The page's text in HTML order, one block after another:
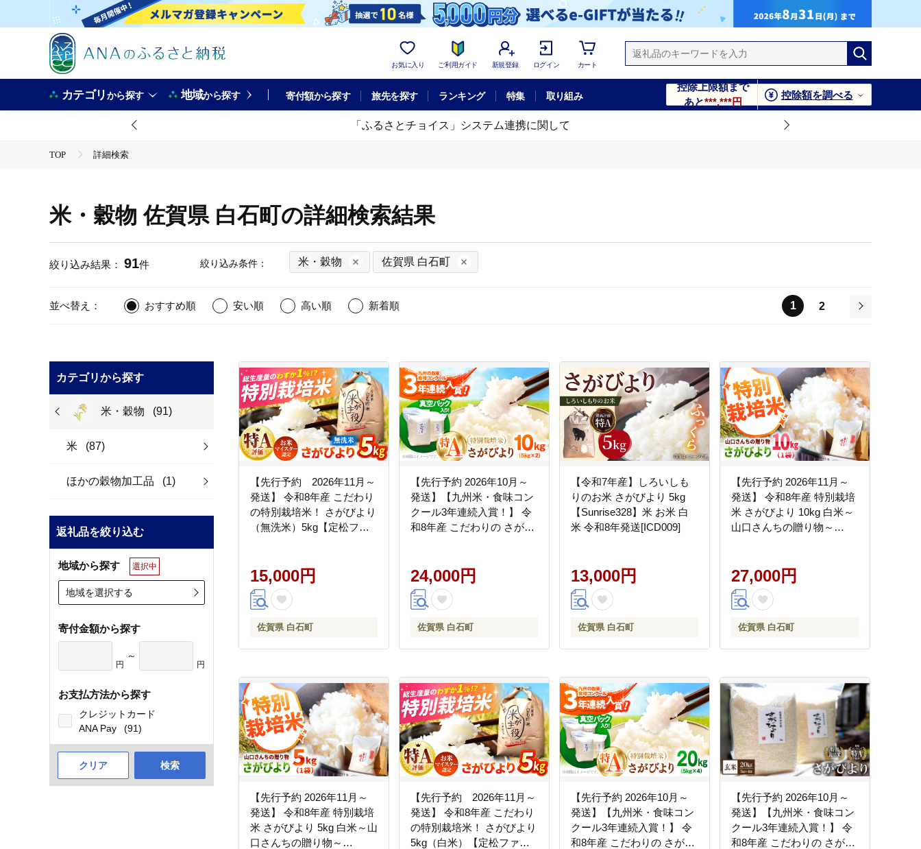
お気に入り ご利用ガイド 新規登録 ログイン カート
カテゴリから探す 地域から探す 寄付額から探す 旅先を探す ランキング 特集 取り組み
控除上限額まで
あと***,***円
控除額を調べる
「ふるさとチョイス」システム連携に関して
TOP 詳細検索
米・穀物 佐賀県 白石町の詳細検索結果
絞り込み結果： 91件 絞り込み条件： 米・穀物 佐賀県 白石町
並べ替え： おすすめ順 安い順 高い順 新着順 1
2
カテゴリから探す
米・穀物 (91)
米 (87)
ほかの穀物加工品 (1)
返礼品を絞り込む
地域から探す 選択中
地域を選択する
寄付金額から探す
円
～
円
お支払方法から探す
クレジットカード
ANA Pay
(91)
クリア 検索
【先行予約 2026年11月～
発送】 令和8年産 こだわり
の特別栽培米！ さがびより
（無洗米）5kg【定松ファ
農家直送 特別栽培 特A評価
特A 令和8年 2026年 佐賀県
白石町 白石 [IBV002]
15,000円
佐賀県 白石町
【先行予約 2026年10月～
発送】【九州米・食味コン
クール3年連続入賞！】 令
和8年産 こだわりの さがび
ンド米 農家直送 特別栽培
特別栽培米 特A評価 特A
2026年発送 おすすめ 人気
24,000円
佐賀県 白石町
【令和7年産】しろいしも
りのお米 さがびより 5kg
【Sunrise328】米 お米 白
米 令和8年発送[ICD009]
13,000円
佐賀県 白石町
【先行予約 2026年11月～
発送】 令和8年産 特別栽培
米 さがびより 10kg 白米～
山口さんちの贈り物～
産米 コメ こめ お米 白米 ブ
ランド米 さがびより 九州
佐賀県 白石町 白石 令和8年
27,000円
佐賀県 白石町
【先行予約 2026年11月～
発送】 令和8年産 特別栽培
米 さがびより 5kg 白米～山
口さんちの贈り物～
【先行予約 2026年11月～
発送】 令和8年産 こだわり
の特別栽培米！ さがびより
5kg（白米）【定松ファー
【先行予約 2026年10月～
発送】【九州米・食味コン
クール3年連続入賞！】 令
和8年産 こだわりの さがび
【先行予約 2026年10月～
発送】【九州米・食味コン
クール3年連続入賞！】 令
和8年産 こだわりの さがび